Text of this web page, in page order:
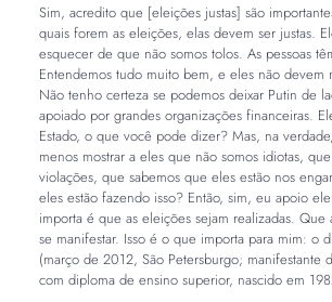
Sim, acredito que [eleições justas] são
quais forem as eleições, elas devem ser justas.
esquecer de que não somos tolos. As pessoas
Entendemos tudo muito bem, e eles não devem
Não tenho certeza se podemos deixar Putin de
apoiado por grandes organizações financeiras.
Estado, o que você pode dizer? Mas, na
menos mostrar a eles que não somos idiotas,
violações, que sabemos que eles estão nos
eles estão fazendo isso? Então, sim, eu apoio
importa é que as eleições sejam realizadas. Que
se manifestar. Isso é o que importa para mim: o
(março de 2012, São Petersburgo; manifestante
com diploma de ensino superior, nascido em